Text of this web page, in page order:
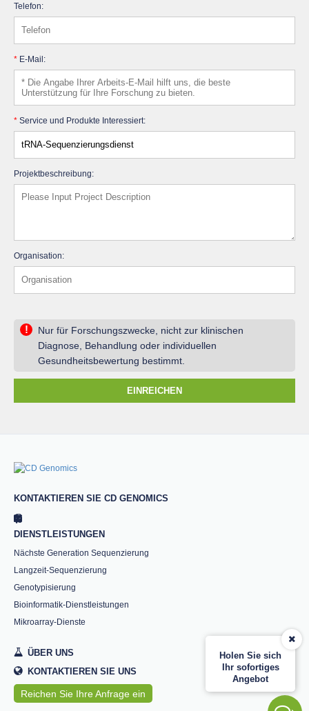
Holen Sie sich
Ihr sofortiges
Angebot
Telefon:
* E-Mail:
* Service und Produkte Interessiert:
Projektbeschreibung:
Organisation:
!
Nur für Forschungszwecke, nicht zur klinischen
Diagnose, Behandlung oder individuellen
Gesundheitsbewertung bestimmt.
EINREICHEN
KONTAKTIEREN SIE CD GENOMICS
DIENSTLEISTUNGEN
Nächste Generation Sequenzierung
Langzeit-Sequenzierung
Genotypisierung
Bioinformatik-Dienstleistungen
Mikroarray-Dienste
ÜBER UNS
KONTAKTIEREN SIE UNS
Reichen Sie Ihre Anfrage ein